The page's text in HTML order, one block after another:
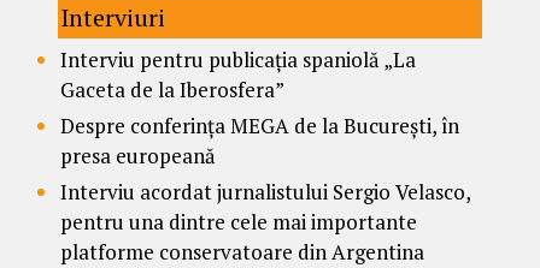
Interviuri
Interviu pentru publicația spaniolă „La
Gaceta de la Iberosfera”
Despre conferința MEGA de la București, în
presa europeană
Interviu acordat jurnalistului Sergio Velasco,
pentru una dintre cele mai importante
platforme conservatoare din Argentina